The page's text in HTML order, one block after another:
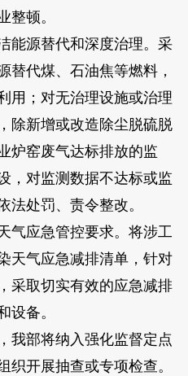
整顿。
源替代和深度治理。采
替代煤、石油焦等燃料，
用；对无治理设施或治理
除新增或改造除尘脱硫脱
炉窑废气达标排放的监
，对监测数据不达标或监
法处罚、责令整改。
应急管控要求。将涉工
天气应急减排清单，针对
采取切实有效的应急减排
设备。
部将纳入强化监督定点
织开展抽查或专项检查。